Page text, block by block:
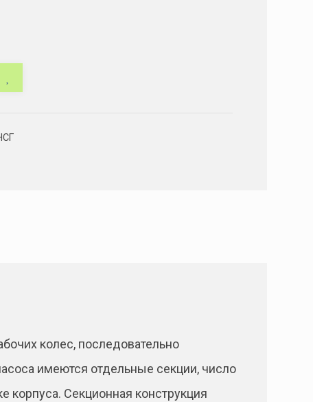
колес, последовательно
имеются отдельные секции, число
корпуса. Секционная конструкция